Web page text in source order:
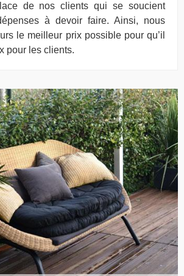
de nos clients qui se soucient
à devoir faire. Ainsi, nous
le meilleur prix possible pour qu’il
pour les clients.